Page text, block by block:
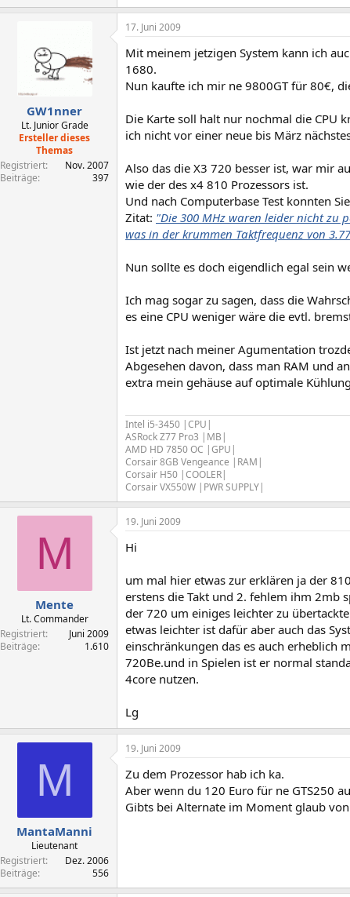
GW1nner
Lt. Junior Grade
Ersteller dieses
Themas
Registriert
Nov. 2007
Beiträge
397
17. Juni 2009
Mit meinem jetzigen System kann ich
1680.
Nun kaufte ich mir ne 9800GT für 80€,
Die Karte soll halt nur nochmal die CPU
ich nicht vor einer neue bis März
Also das die X3 720 besser ist, war mir
wie der des x4 810 Prozessors ist.
Und nach Computerbase Test konnten
Zitat: "Die 300 MHz waren leider nicht zu
was in der krummen Taktfrequenz von
Nun sollte es doch eigendlich egal sein
Ich mag sogar zu sagen, dass die
es eine CPU weniger wäre die evtl.
Ist jetzt nach meiner Agumentation
Abgesehen davon, dass man RAM und
extra mein gehäuse auf optimale
Intel i5-3450 |CPU|
ASRock Z77 Pro3 |MB|
AMD HD 7850 OC |GPU|
Corsair 8GB Vengeance |RAM|
Corsair H50 |COOLER|
Corsair VX550W |PWR SUPPLY|
M
Mente
Lt. Commander
Registriert
Juni 2009
Beiträge
1.610
19. Juni 2009
Hi
um mal hier etwas zur erklären ja der
erstens die Takt und 2. fehlem ihm 2mb
der 720 um einiges leichter zu
etwas leichter ist dafür aber auch das
einschränkungen das es auch erheblich
720Be.und in Spielen ist er normal
4core nutzen.
Lg
M
MantaManni
Lieutenant
Registriert
Dez. 2006
Beiträge
556
19. Juni 2009
Zu dem Prozessor hab ich ka.
Aber wenn du 120 Euro für ne GTS250
Gibts bei Alternate im Moment glaub